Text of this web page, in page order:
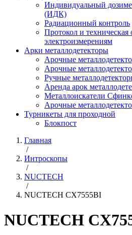
Индивидуальный
(ИДК)
Радиационный контроль
Протокол и техническая
электроизмерениям
Арки металлодетекторы
Арочные
Арочные
Ручные
Аренда арок
Металлоискатели
Арочные
Турникеты для проходной
Блокпост
Главная
/
Интроскопы
/
NUCTECH
/
NUCTECH CX7555BI
NUCTECH